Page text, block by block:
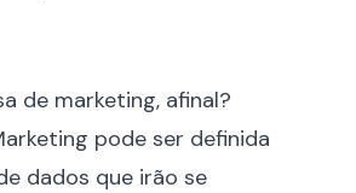
de marketing, afinal?
pode ser definida
dados que irão se